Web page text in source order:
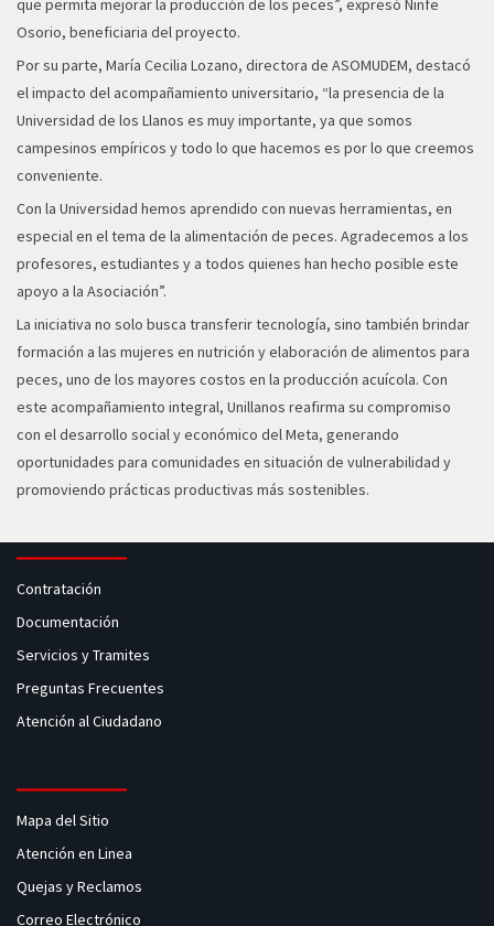
que permita mejorar la producción de los peces”, expresó Ninfe
Osorio, beneficiaria del proyecto.
Por su parte, María Cecilia Lozano, directora de ASOMUDEM, destacó
el impacto del acompañamiento universitario, “la presencia de la
Universidad de los Llanos es muy importante, ya que somos
campesinos empíricos y todo lo que hacemos es por lo que creemos
conveniente.
Con la Universidad hemos aprendido con nuevas herramientas, en
especial en el tema de la alimentación de peces. Agradecemos a los
profesores, estudiantes y a todos quienes han hecho posible este
apoyo a la Asociación”.
La iniciativa no solo busca transferir tecnología, sino también brindar
formación a las mujeres en nutrición y elaboración de alimentos para
peces, uno de los mayores costos en la producción acuícola. Con
este acompañamiento integral, Unillanos reafirma su compromiso
con el desarrollo social y económico del Meta, generando
oportunidades para comunidades en situación de vulnerabilidad y
promoviendo prácticas productivas más sostenibles.
Contratación
Documentación
Servicios y Tramites
Preguntas Frecuentes
Atención al Ciudadano
Mapa del Sitio
Atención en Linea
Quejas y Reclamos
Correo Electrónico